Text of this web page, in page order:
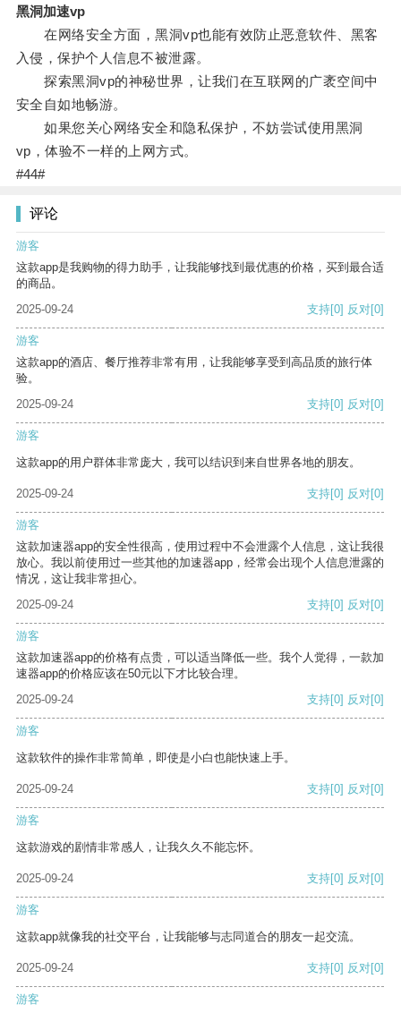
黑洞加速vp
在网络安全方面，黑洞vp也能有效防止恶意软件、黑客
入侵，保护个人信息不被泄露。
探索黑洞vp的神秘世界，让我们在互联网的广袤空间中
安全自如地畅游。
如果您关心网络安全和隐私保护，不妨尝试使用黑洞
vp，体验不一样的上网方式。
#44#
评论
游客
这款app是我购物的得力助手，让我能够找到最优惠的价格，买到最合适
的商品。
2025-09-24
支持[0] 反对[0]
游客
这款app的酒店、餐厅推荐非常有用，让我能够享受到高品质的旅行体
验。
2025-09-24
支持[0] 反对[0]
游客
这款app的用户群体非常庞大，我可以结识到来自世界各地的朋友。
2025-09-24 支持[0] 反对[0]
游客
这款加速器app的安全性很高，使用过程中不会泄露个人信息，这让我很
放心。我以前使用过一些其他的加速器app，经常会出现个人信息泄露的
情况，这让我非常担心。
2025-09-24
支持[0] 反对[0]
游客
这款加速器app的价格有点贵，可以适当降低一些。我个人觉得，一款加
速器app的价格应该在50元以下才比较合理。
2025-09-24
支持[0] 反对[0]
游客
这款软件的操作非常简单，即使是小白也能快速上手。
2025-09-24 支持[0] 反对[0]
游客
这款游戏的剧情非常感人，让我久久不能忘怀。
2025-09-24 支持[0] 反对[0]
游客
这款app就像我的社交平台，让我能够与志同道合的朋友一起交流。
2025-09-24 支持[0] 反对[0]
游客